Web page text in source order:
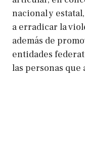
nacional y
a erradicar la
además de
entidades
las personas que